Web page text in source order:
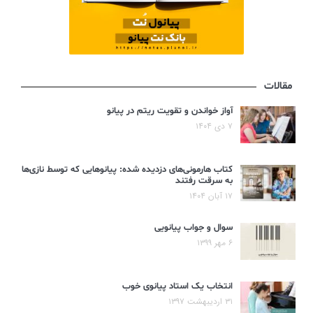
مقالات
آواز خواندن و تقویت ریتم در پیانو
۷ دی ۱۴۰۴
کتاب هارمونی‌های دزدیده شده: پیانوهایی که توسط نازی‌ها
به سرقت رفتند
۱۷ آبان ۱۴۰۴
سوال و جواب پیانویی
۶ مهر ۱۳۹۹
انتخاب یک استاد پیانوی خوب
۳۱ اردیبهشت ۱۳۹۷